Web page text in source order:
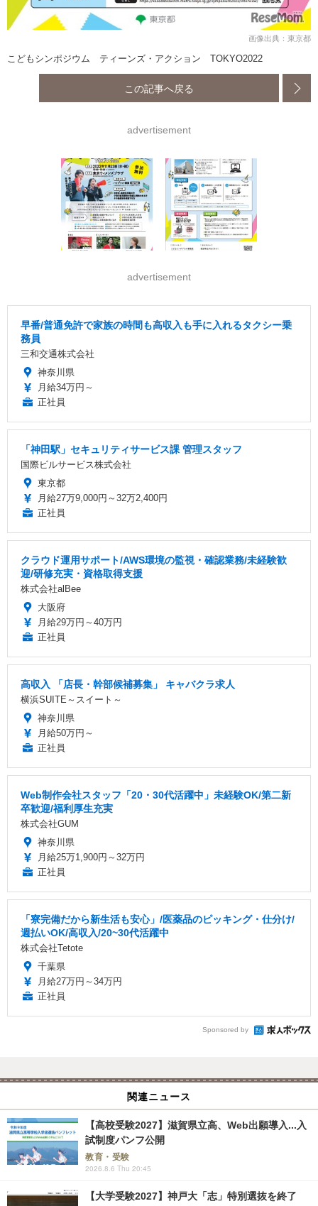
画像出典：東京都
こどもシンポジウム ティーンズ・アクション TOKYO2022
この記事へ戻る
advertisement
advertisement
早番/普通免許で家族の時間も高収入も手に入れるタクシー乗
務員
三和交通株式会社
神奈川県
月給34万円～
正社員
「神田駅」セキュリティサービス課 管理スタッフ
国際ビルサービス株式会社
東京都
月給27万9,000円～32万2,400円
正社員
クラウド運用サポート/AWS環境の監視・確認業務/未経験歓
迎/研修充実・資格取得支援
株式会社alBee
大阪府
月給29万円～40万円
正社員
高収入 「店長・幹部候補募集」 キャバクラ求人
横浜SUITE～スイート～
神奈川県
月給50万円～
正社員
Web制作会社スタッフ「20・30代活躍中」未経験OK/第二新
卒歓迎/福利厚生充実
株式会社GUM
神奈川県
月給25万1,900円～32万円
正社員
「寮完備だから新生活も安心」/医薬品のピッキング・仕分け/
週払いOK/高収入/20~30代活躍中
株式会社Tetote
千葉県
月給27万円～34万円
正社員
Sponsored by
関連ニュース
【高校受験2027】滋賀県立高、Web出願導入...入
試制度パンフ公開
教育・受験
2026.8.6 Thu 20:45
【大学受験2027】神戸大「志」特別選抜を終了